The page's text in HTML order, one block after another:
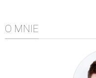
O MNIE